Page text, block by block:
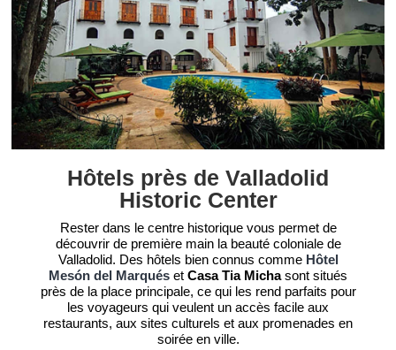
Hôtels près de Valladolid
Historic Center
Rester dans le centre historique vous permet de
découvrir de première main la beauté coloniale de
Valladolid. Des hôtels bien connus comme Hôtel
Mesón del Marqués et Casa Tia Michasont situés
près de la place principale, ce qui les rend parfaits pour
les voyageurs qui veulent un accès facile aux
restaurants, aux sites culturels et aux promenades en
soirée en ville.